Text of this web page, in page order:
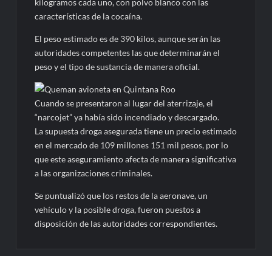
características de la cocaína.
El peso estimado es de 390 kilos, aunque serán las
autoridades competentes las que determinarán el
peso y el tipo de sustancia de manera oficial.
Cuando se presentaron al lugar del aterrizaje, el
“narcojet” ya había sido incendiado y descargado.
La supuesta droga asegurada tiene un precio estimado
en el mercado de 109 millones 151 mil pesos, por lo
que este aseguramiento afecta de manera significativa
a las organizaciones criminales.
Se puntualizó que los restos de la aeronave, un
vehículo y la posible droga, fueron puestos a
disposición de las autoridades correspondientes.